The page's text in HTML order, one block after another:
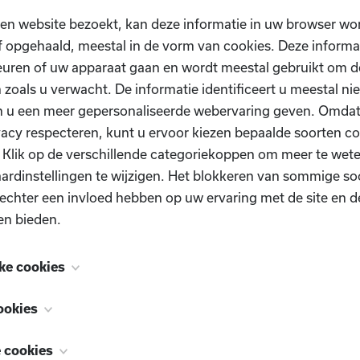
website bezoekt, kan deze informatie in uw browser
opgehaald, meestal in de vorm van cookies. Deze
of uw apparaat gaan en wordt meestal gebruikt om
zoals u verwacht. De informatie identificeert u meestal
u een meer gepersonaliseerde webervaring geven.
respecteren, kunt u ervoor kiezen bepaalde soorten
op de verschillende categoriekoppen om meer te
te wijzigen. Het blokkeren van sommige
een invloed hebben op uw ervaring met de site en
bieden.
cookies
zijn noodzakelijk voor het functioneren van de website
Ze worden meestal alleen ingesteld als reactie
uitgevoerd en die neerkomen op een verzoek om
ook bekend als "functionaliteitscookies", stellen een
Heb je nog vragen?